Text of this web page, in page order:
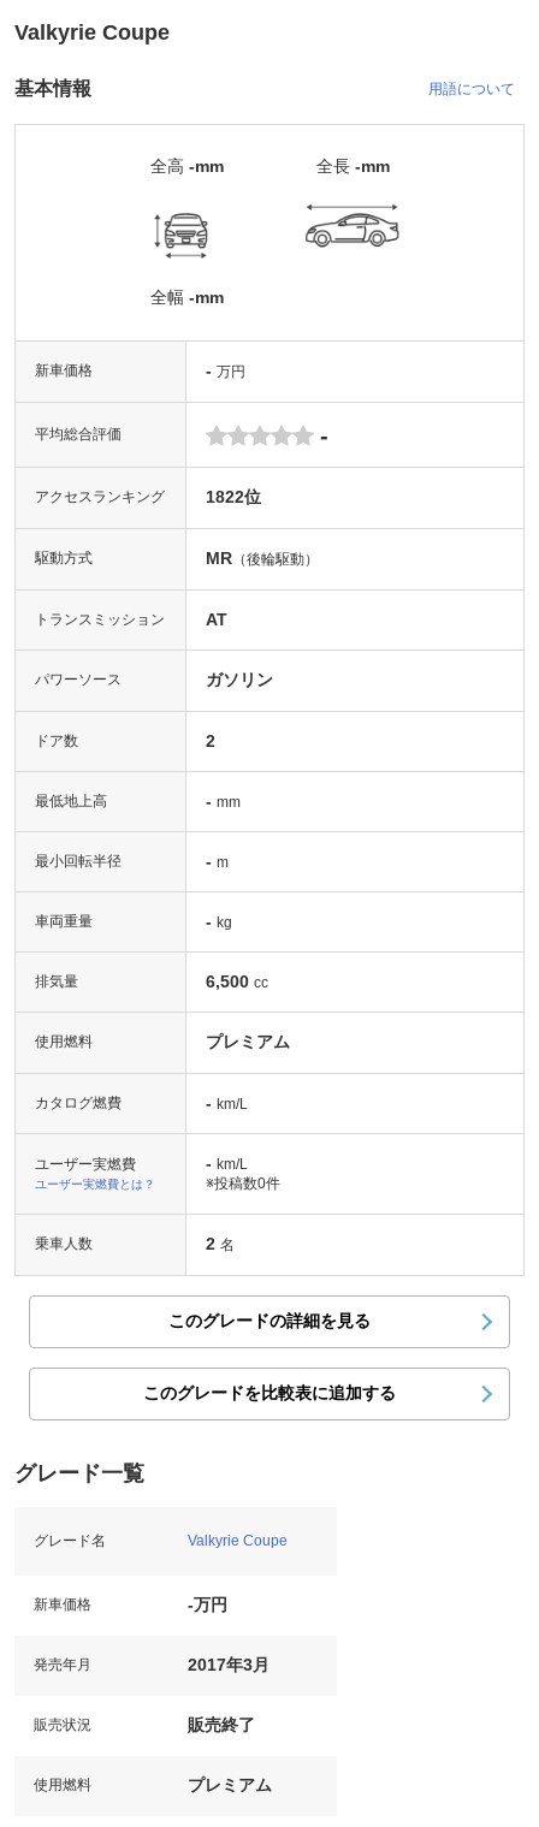
Valkyrie Coupe
基本情報 用語について
全高 -mm
全幅 -mm
全長 -mm
新車価格 - 万円
平均総合評価 -
アクセスランキング 1822位
駆動方式 MR （後輪駆動）
トランスミッション AT
パワーソース ガソリン
ドア数 2
最低地上高 - mm
最小回転半径 - m
車両重量 - kg
排気量 6,500 cc
使用燃料 プレミアム
カタログ燃費 - km/L
ユーザー実燃費
ユーザー実燃費とは？
- km/L
※投稿数0件
乗車人数 2 名
このグレードの詳細を見る
このグレードを比較表に追加する
グレード一覧
グレード名 Valkyrie Coupe
新車価格 -万円
発売年月 2017年3月
販売状況 販売終了
使用燃料 プレミアム